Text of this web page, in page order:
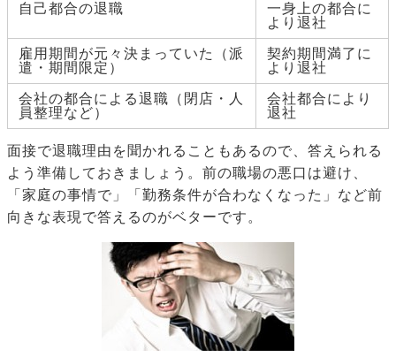
自己都合の退職
一身上の都合に
より退社
雇用期間が元々決まっていた（派
遣・期間限定）
契約期間満了に
より退社
会社の都合による退職（閉店・人
員整理など）
会社都合により
退社
面接で退職理由を聞かれることもあるので、答えられる
よう準備しておきましょう。前の職場の悪口は避け、
「家庭の事情で」「勤務条件が合わなくなった」など前
向きな表現で答えるのがベターです。